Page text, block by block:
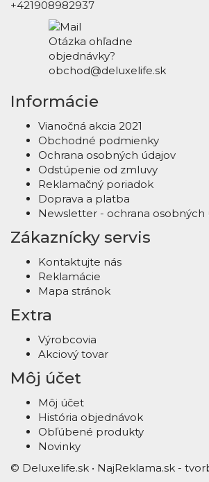
+421908982937
Otázka ohľadne
objednávky?
obchod@deluxelife.sk
Informácie
Vianočná akcia 2021
Obchodné podmienky
Ochrana osobných údajov
Odstúpenie od zmluvy
Reklamačný poriadok
Doprava a platba
Newsletter - ochrana osobných
Zákaznícky servis
Kontaktujte nás
Reklamácie
Mapa stránok
Extra
Výrobcovia
Akciový tovar
Môj účet
Môj účet
História objednávok
Obľúbené produkty
Novinky
© Deluxelife.sk • NajReklama.sk -